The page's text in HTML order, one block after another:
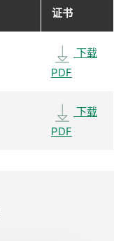
证书
下载
PDF
下载
PDF